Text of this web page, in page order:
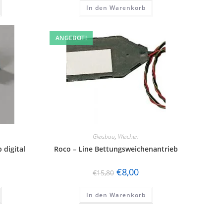
In den Warenkorb
digital
ANGEBOT!
Gleisbau, Weichen
Roco – Line Bettungsweichenantrieb
€15,80 €8,00
In den Warenkorb